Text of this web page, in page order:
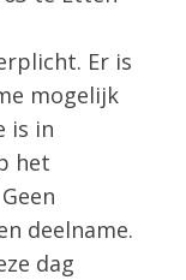
Er is
mogelijk
is in
het
deelname.
dag